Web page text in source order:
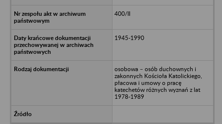
400/II
1945-1990
osobowa – osób duchownych i
zakonnych Kościoła Katolickiego,
płacowa i umowy o pracę
katechetów różnych wyznań z lat
1978-1989